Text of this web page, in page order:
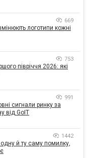
669
логотипи кожні
753
півріччя 2026: які
991
сигнали ринку за
від GoIT
1442
одну й ту саму помилку,